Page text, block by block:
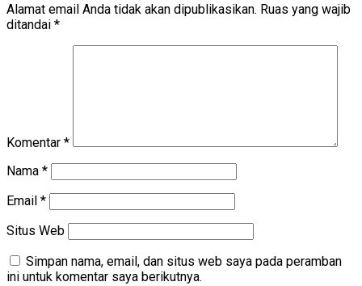
Alamat email Anda tidak akan dipublikasikan. Ruas yang wajib
ditandai *
Komentar *
Nama *
Email *
Situs Web
Simpan nama, email, dan situs web saya pada peramban
ini untuk komentar saya berikutnya.